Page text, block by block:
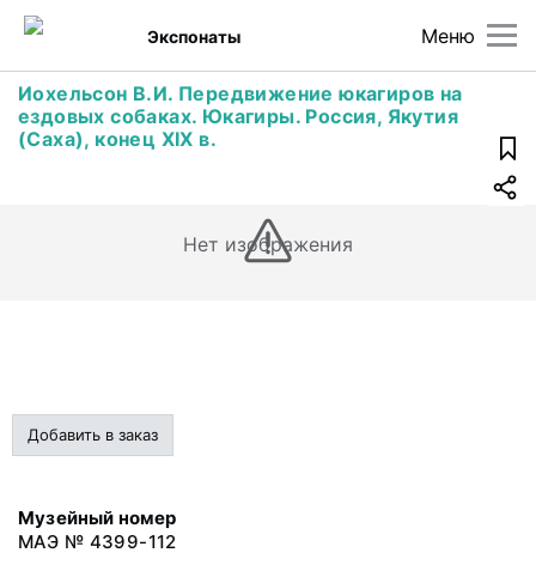
Меню
Экспонаты
Иохельсон В.И. Передвижение юкагиров на
ездовых собаках. Юкагиры. Россия, Якутия
(Саха), конец XIX в.
Нет изображения
Добавить в заказ
Музейный номер
МАЭ № 4399-112